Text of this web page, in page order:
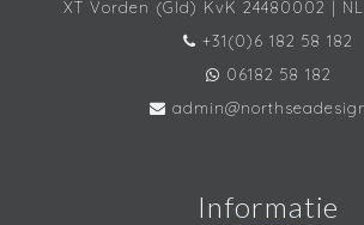
XT Vorden (Gld) KvK 24480002 |
+31(0)6 182 58 182
06182 58 182
Informatie